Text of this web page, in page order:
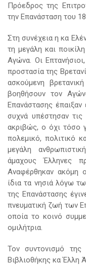
Πρόεδρος της
την Επανάσταση του
Στη συνέχεια η κα
τη μεγάλη και
Αγώνα. Οι
προστασία της
ασκούμενη
βοηθήσουν τον
Επανάστασης
συχνά υπέστησαν
ακριβώς, ο όχι τόσο
πολεμικό, πολιτικό
μεγάλη
άμαχους Έλληνες
Αναφέρθηκαν ακόμη
ίδια τα νησιά λόγω
της Επανάστασης
πνευματική ζωή των
οποία το κοινό
ομιλήτρια.
Τον συντονισμό
Βιβλιοθήκης κα Έλλη